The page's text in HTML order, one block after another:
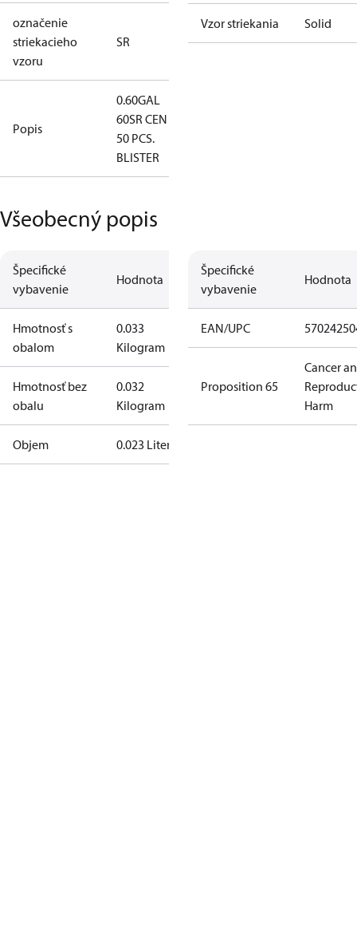
označenie
striekacieho
vzoru
SR
Popis
0.60GAL
60SR CEN -
50 PCS.
BLISTER
Vzor striekania Solid
Všeobecný popis
Špecifické
vybavenie
Hodnota
Hmotnosť s
obalom
0.033
Kilogram
Hmotnosť bez
obalu
0.032
Kilogram
Objem 0.023 Liter
Špecifické
vybavenie
Hodnota
EAN/UPC
Proposition 65
Cancer
Harm